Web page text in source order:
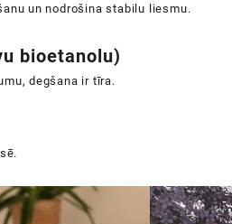
un nodrošina stabilu liesmu.
bioetanolu)
degšana ir tīra.